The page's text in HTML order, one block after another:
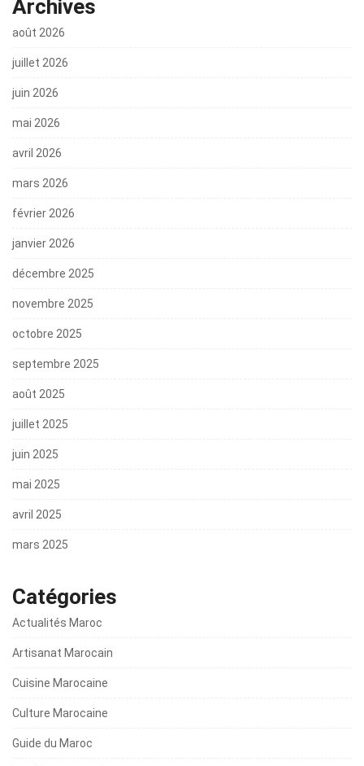
Archives
août 2026
juillet 2026
juin 2026
mai 2026
avril 2026
mars 2026
février 2026
janvier 2026
décembre 2025
novembre 2025
octobre 2025
septembre 2025
août 2025
juillet 2025
juin 2025
mai 2025
avril 2025
mars 2025
Catégories
Actualités Maroc
Artisanat Marocain
Cuisine Marocaine
Culture Marocaine
Guide du Maroc